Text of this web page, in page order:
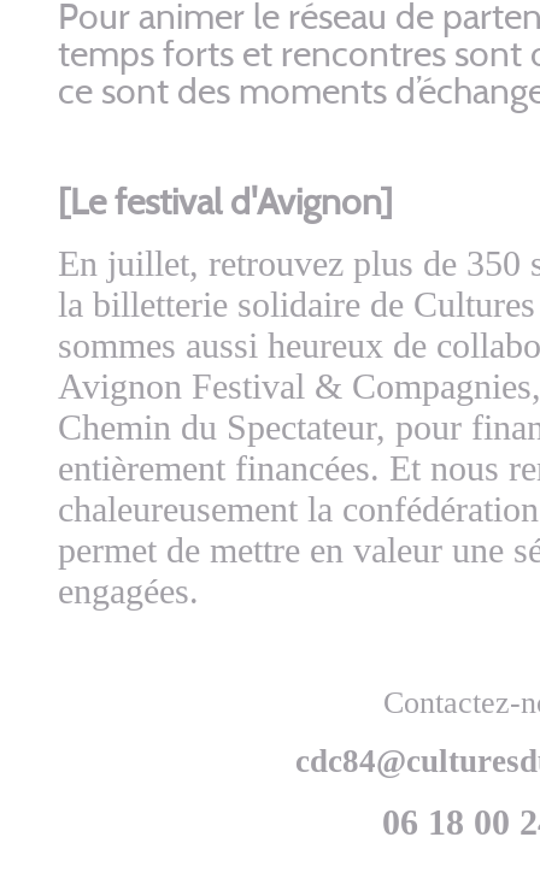
Pour animer le réseau de
temps forts et rencontres sont
ce sont des moments
[Le festival d'Avignon]
En juillet, retrouvez plus de 350
la billetterie solidaire de
sommes aussi heureux de
Avignon Festival &
Chemin du Spectateur, pour
entièrement financées. Et nous
chaleureusement la
permet de mettre en valeur une
engagées.
Contactez-
06 18 00